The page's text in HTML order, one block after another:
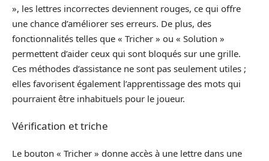
», les lettres incorrectes deviennent rouges, ce qui offre
une chance d’améliorer ses erreurs. De plus, des
fonctionnalités telles que « Tricher » ou « Solution »
permettent d’aider ceux qui sont bloqués sur une grille.
Ces méthodes d’assistance ne sont pas seulement utiles ;
elles favorisent également l’apprentissage des mots qui
pourraient être inhabituels pour le joueur.
Vérification et triche
Le bouton « Tricher » donne accès à une lettre dans une